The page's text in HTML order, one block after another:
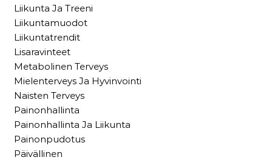
Liikunta Ja Treeni
Liikuntamuodot
Liikuntatrendit
Lisaravinteet
Metabolinen Terveys
Mielenterveys Ja Hyvinvointi
Naisten Terveys
Painonhallinta
Painonhallinta Ja Liikunta
Painonpudotus
Päivällinen